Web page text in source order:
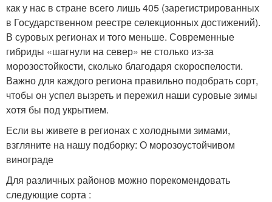
как у нас в стране всего лишь 405 (зарегистрированных
в Государственном реестре селекционных достижений).
В суровых регионах и того меньше. Современные
гибриды «шагнули на север» не столько из-за
морозостойкости, сколько благодаря скороспелости.
Важно для каждого региона правильно подобрать сорт,
чтобы он успел вызреть и пережил наши суровые зимы
хотя бы под укрытием.
Если вы живете в регионах с холодными зимами,
взгляните на нашу подборку: О морозоустойчивом
винограде
Для различных районов можно порекомендовать
следующие сорта :